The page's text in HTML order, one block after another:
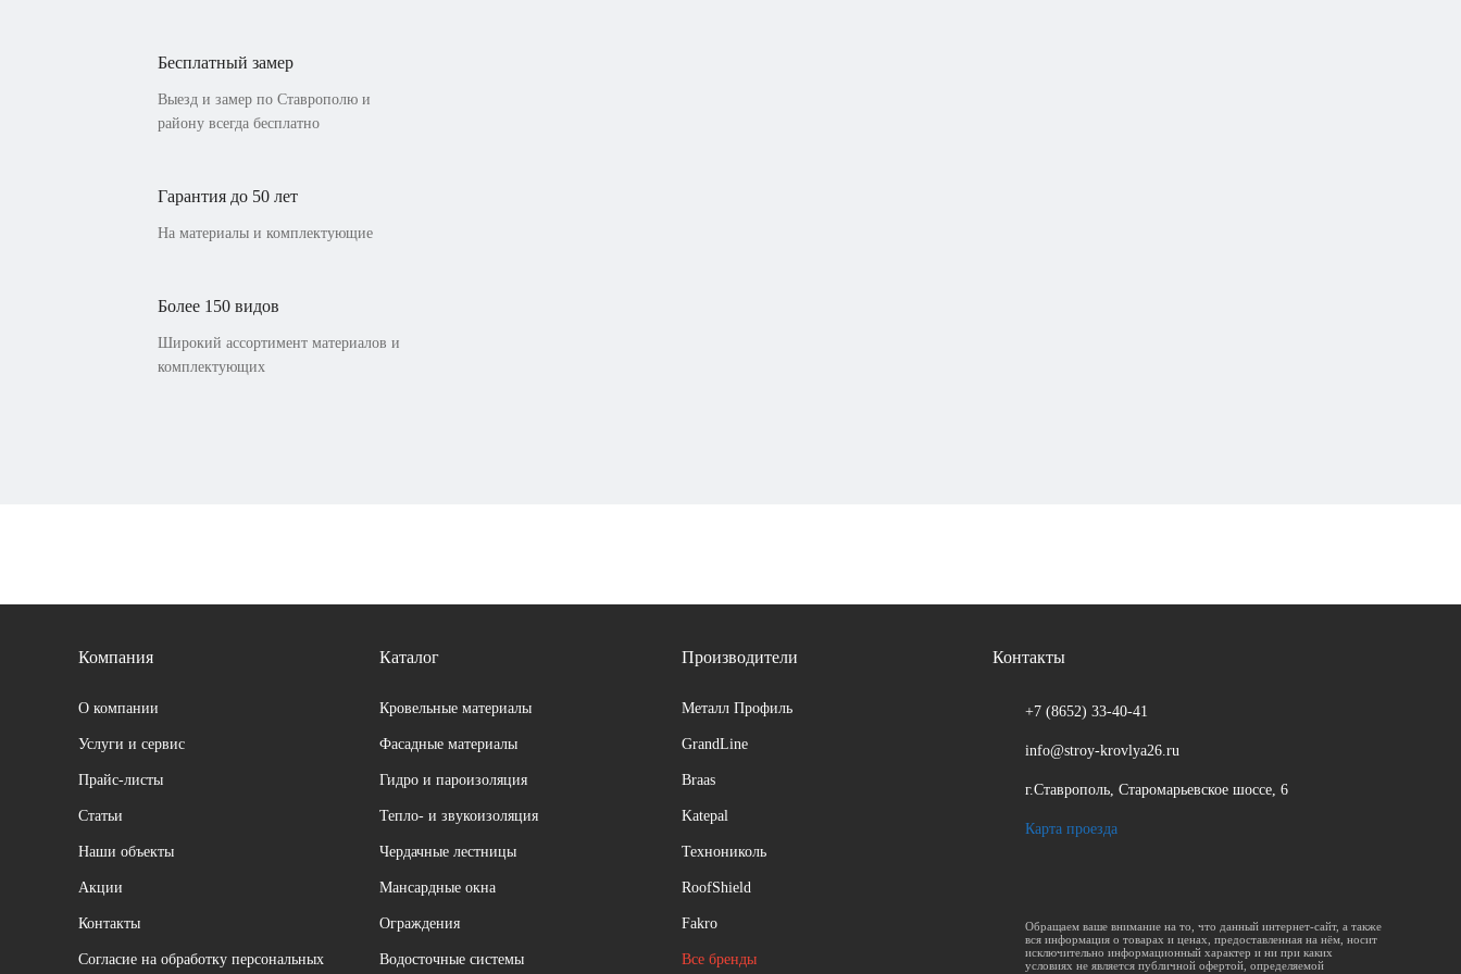
Бесплатный замер
Выезд и замер по Ставрополю и
району всегда бесплатно
Гарантия до 50 лет
На материалы и комплектующие
Более 150 видов
Широкий ассортимент материалов и
комплектующих
Компания
О компании
Услуги и сервис
Прайс-листы
Cтатьи
Наши объекты
Акции
Контакты
Согласие на обработку персональных
Каталог
Кровельные материалы
Фасадные материалы
Гидро и пароизоляция
Тепло- и звукоизоляция
Чердачные лестницы
Мансардные окна
Ограждения
Водосточные системы
Производители
Металл Профиль
GrandLine
Braas
Katepal
Технониколь
RoofShield
Fakro
Все бренды
Контакты
+7 (8652) 33-40-41
info@stroy-krovlya26.ru
г.Ставрополь, Старомарьевское шоссе, 6
Карта проезда
Обращаем ваше внимание на то, что данный интернет-сайт, а также
вся информация о товарах и ценах, предоставленная на нём, носит
исключительно информационный характер и ни при каких
условиях не является публичной офертой, определяемой